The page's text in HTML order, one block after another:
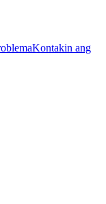
Kontakin ang